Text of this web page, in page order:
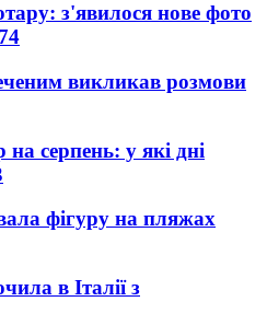
з'явилося нове фото
викликав розмови
серпень: у які дні
фігуру на пляжах
в Італії з